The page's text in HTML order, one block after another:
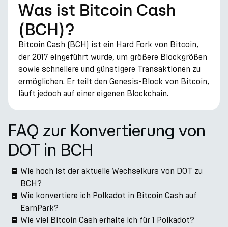
Was ist Bitcoin Cash
(BCH)?
Bitcoin Cash (BCH) ist ein Hard Fork von Bitcoin,
der 2017 eingeführt wurde, um größere Blockgrößen
sowie schnellere und günstigere Transaktionen zu
ermöglichen. Er teilt den Genesis-Block von Bitcoin,
läuft jedoch auf einer eigenen Blockchain.
FAQ zur Konvertierung von
DOT in BCH
Wie hoch ist der aktuelle Wechselkurs von DOT zu
BCH?
Wie konvertiere ich Polkadot in Bitcoin Cash auf
EarnPark?
Wie viel Bitcoin Cash erhalte ich für 1 Polkadot?